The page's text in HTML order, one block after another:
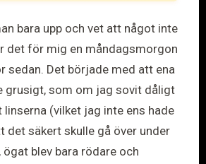
bara upp och vet att något inte
det för mig en måndagsmorgon
sedan. Det började med att ena
grusigt, som om jag sovit dåligt
(vilket jag inte ens hade
det säkert skulle gå över under
ögat blev bara rödare och